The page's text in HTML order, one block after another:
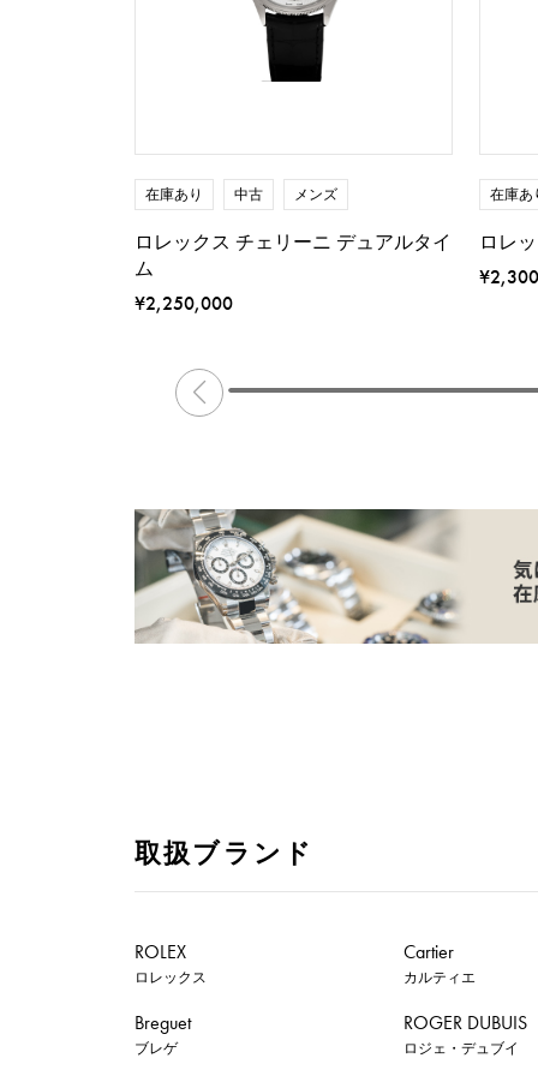
在庫あり 中古 メンズ
ロレックス チェリーニ デュアルタイ
ム
¥2,250,000
在庫あ
ロレ
取扱ブランド
ROLEX
ロレックス
Cartier
カルティエ
Breguet
ブレゲ
ROGER DUBUIS
ロジェ・デュブイ